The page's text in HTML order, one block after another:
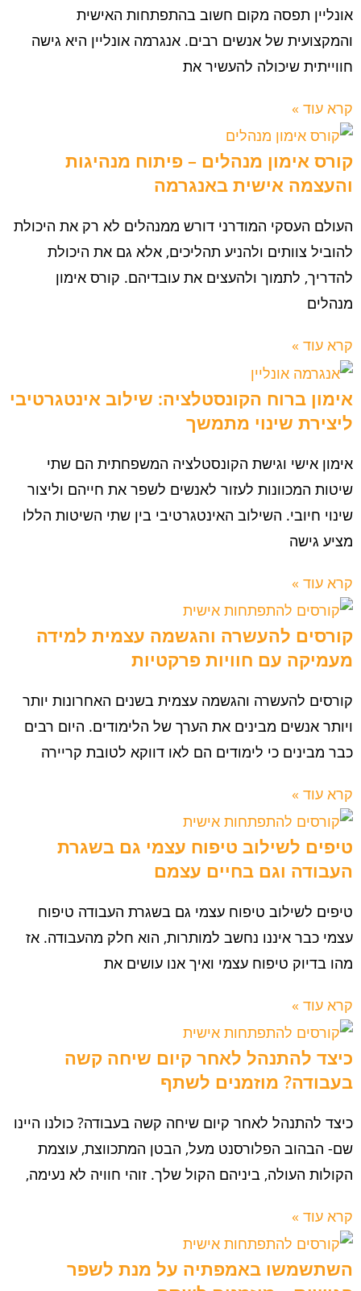
אונליין תפסה מקום חשוב בהתפתחות האישית
והמקצועית של אנשים רבים. אנגרמה אונליין היא גישה
חווייתית שיכולה להעשיר את
קרא עוד »
קורס אימון מנהלים – פיתוח מנהיגות
והעצמה אישית באנגרמה
העולם העסקי המודרני דורש ממנהלים לא רק את היכולת
להוביל צוותים ולהניע תהליכים, אלא גם את היכולת
להדריך, לתמוך ולהעצים את עובדיהם. קורס אימון
מנהלים
קרא עוד »
אימון ברוח הקונסטלציה: שילוב אינטגרטיבי
ליצירת שינוי מתמשך
אימון אישי וגישת הקונסטלציה המשפחתית הם שתי
שיטות המכוונות לעזור לאנשים לשפר את חייהם וליצור
שינוי חיובי. השילוב האינטגרטיבי בין שתי השיטות הללו
מציע גישה
קרא עוד »
קורסים להעשרה והגשמה עצמית למידה
מעמיקה עם חוויות פרקטיות
קורסים להעשרה והגשמה עצמית בשנים האחרונות יותר
ויותר אנשים מבינים את הערך של הלימודים. היום רבים
כבר מבינים כי לימודים הם לאו דווקא לטובת קריירה
קרא עוד »
טיפים לשילוב טיפוח עצמי גם בשגרת
העבודה וגם בחיים עצמם
טיפים לשילוב טיפוח עצמי גם בשגרת העבודה טיפוח
עצמי כבר איננו נחשב למותרות, הוא חלק מהעבודה. אז
מהו בדיוק טיפוח עצמי ואיך אנו עושים את
קרא עוד »
כיצד להתנהל לאחר קיום שיחה קשה
בעבודה? מוזמנים לשתף
כיצד להתנהל לאחר קיום שיחה קשה בעבודה? כולנו היינו
שם- הבהוב הפלורסנט מעל, הבטן המתכווצת, עוצמת
הקולות העולה, ביניהם הקול שלך. זוהי חוויה לא נעימה,
קרא עוד »
השתשמשו באמפתיה על מנת לשפר